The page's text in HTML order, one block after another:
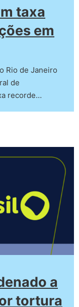
taxa
em
Rio de Janeiro
de
recorde…
a
tortura